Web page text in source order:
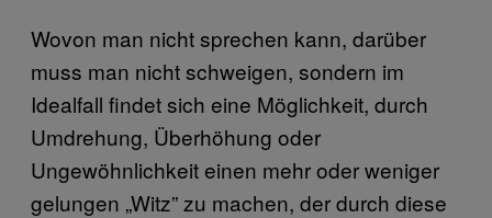
Wovon man nicht sprechen kann, darüber
muss man nicht schweigen, sondern im
Idealfall findet sich eine Möglichkeit, durch
Umdrehung, Überhöhung oder
Ungewöhnlichkeit einen mehr oder weniger
gelungen „Witz” zu machen, der durch diese